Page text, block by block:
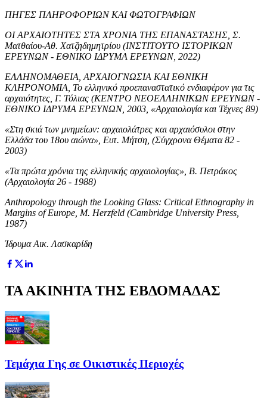
ΠΗΓΕΣ ΠΛΗΡΟΦΟΡΙΩΝ ΚΑΙ ΦΩΤΟΓΡΑΦΙΩΝ
ΟΙ ΑΡΧΑΙΟΤΗΤΕΣ ΣΤΑ ΧΡΟΝΙΑ ΤΗΣ ΕΠΑΝΑΣΤΑΣΗΣ, Σ.
Ματθαίου-Αθ. Χατζηδημητρίου (ΙΝΣΤΙΤΟΥΤΟ ΙΣΤΟΡΙΚΩΝ
ΕΡΕΥΝΩΝ - ΕΘΝΙΚΟ ΙΔΡΥΜΑ ΕΡΕΥΝΩΝ, 2022)
ΕΛΛΗΝΟΜΑΘΕΙΑ, ΑΡΧΑΙΟΓΝΩΣΙΑ ΚΑΙ ΕΘΝΙΚΗ
ΚΛΗΡΟΝΟΜΙΑ, Το ελληνικό προεπαναστατικό ενδιαφέρον για τις
αρχαιότητες, Γ. Τόλιας (ΚΕΝΤΡΟ ΝΕΟΕΛΛΗΝΙΚΩΝ ΕΡΕΥΝΩΝ -
ΕΘΝΙΚΟ ΙΔΡΥΜΑ ΕΡΕΥΝΩΝ, 2003, «Αρχαιολογία και Τέχνες 89)
«Στη σκιά των μνημείων: αρχαιολάτρες και αρχαιόσυλοι στην
Ελλάδα του 18ου αιώνα», Ευτ. Μήτση, (Σύγχρονα Θέματα 82 -
2003)
«Τα πρώτα χρόνια της ελληνικής αρχαιολογίας», Β. Πετράκος
(Αρχαιολογία 26 - 1988)
Anthropology through the Looking Glass: Critical Ethnography in
Margins of Europe, M. Herzfeld (Cambridge University Press,
1987)
Ίδρυμα Αικ. Λασκαρίδη
ΤΑ ΑΚΙΝΗΤΑ ΤΗΣ ΕΒΔΟΜΑΔΑΣ
Τεμάχια Γης σε Οικιστικές Περιοχές